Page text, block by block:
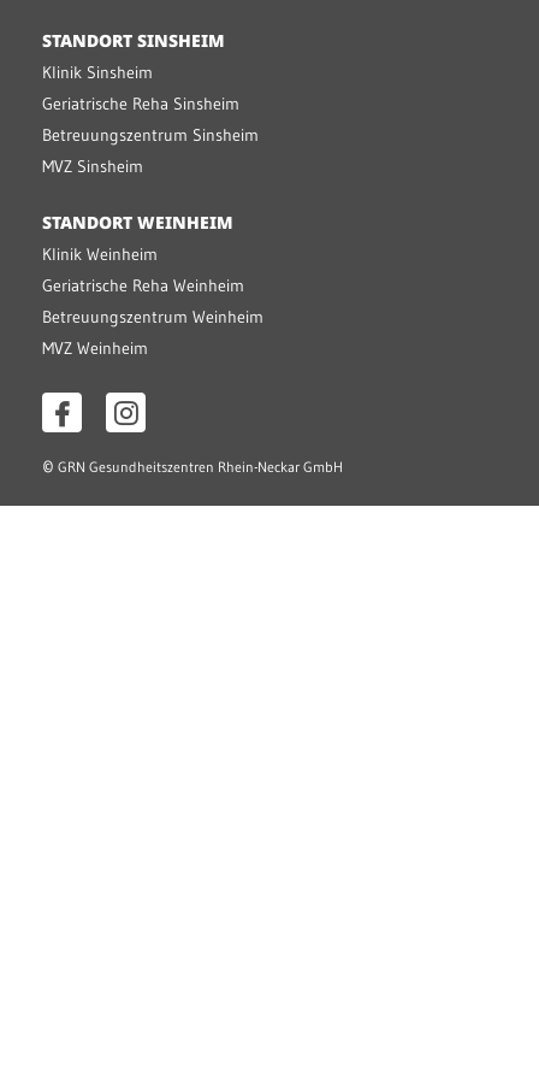
STANDORT SINSHEIM
Klinik Sinsheim
Geriatrische Reha Sinsheim
Betreuungszentrum Sinsheim
MVZ Sinsheim
STANDORT WEINHEIM
Klinik Weinheim
Geriatrische Reha Weinheim
Betreuungszentrum Weinheim
MVZ Weinheim
© GRN Gesundheitszentren Rhein-Neckar GmbH